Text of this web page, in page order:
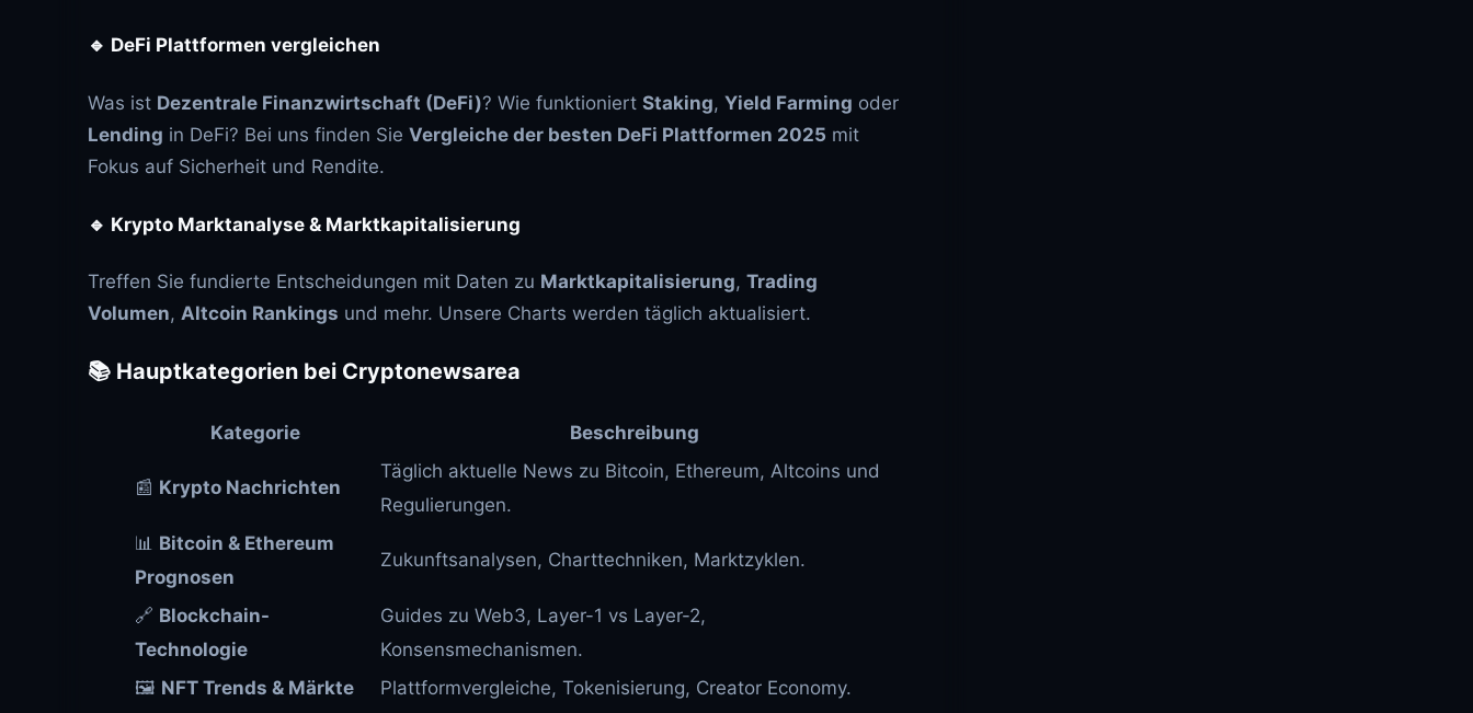
🔹 DeFi Plattformen vergleichen
Was ist Dezentrale Finanzwirtschaft (DeFi)? Wie funktioniert Staking, Yield Farming oder
Lending in DeFi? Bei uns finden Sie Vergleiche der besten DeFi Plattformen 2025 mit
Fokus auf Sicherheit und Rendite.
🔹 Krypto Marktanalyse & Marktkapitalisierung
Treffen Sie fundierte Entscheidungen mit Daten zu Marktkapitalisierung, Trading
Volumen, Altcoin Rankings und mehr. Unsere Charts werden täglich aktualisiert.
📚 Hauptkategorien bei Cryptonewsarea
Kategorie Beschreibung
📰 Krypto Nachrichten
Täglich aktuelle News zu Bitcoin, Ethereum, Altcoins und
Regulierungen.
📊 Bitcoin & Ethereum
Prognosen
Zukunftsanalysen, Charttechniken, Marktzyklen.
🔗 Blockchain-
Technologie
Guides zu Web3, Layer-1 vs Layer-2,
Konsensmechanismen.
🖼️ NFT Trends & Märkte
Plattformvergleiche, Tokenisierung, Creator Economy.